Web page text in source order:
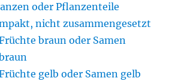
oder Pflanzenteile
nicht zusammengesetzt
braun oder Samen
gelb oder Samen gelb